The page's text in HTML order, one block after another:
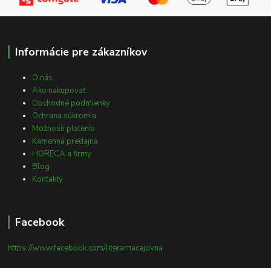
Informácie pre zákazníkov
O nás
Ako nakupovať
Obchodné podmienky
Ochrana súkromia
Možnosti platenia
Kamenná predajna
HORECA a firmy
Blog
Kontakty
Facebook
https://www.facebook.com/literarnacajovna